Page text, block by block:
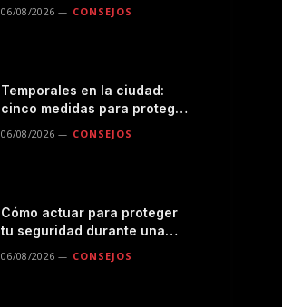
06/08/2026 CONSEJOS
Temporales en la ciudad:
cinco medidas para proteger
06/08/2026 CONSEJOS
Cómo actuar para proteger
tu seguridad durante una
transporte público
06/08/2026 CONSEJOS